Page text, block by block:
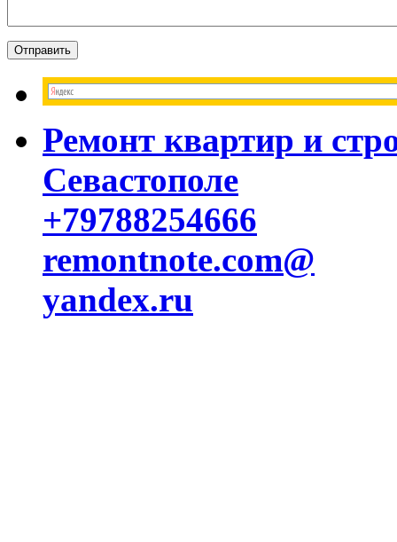
Ремонт квартир и
Севастополе
+79788254666
remontnote.com@
yandex.ru